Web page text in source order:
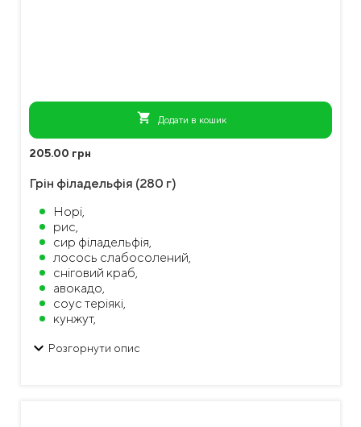
shopping_cart Додати в кошик
205.00 грн
Грін філадельфія (280 г)
Норі,
рис,
сир філадельфія,
лосось слабосолений,
сніговий краб,
авокадо,
соус теріякі,
кунжут,
keyboard_arrow_down Розгорнути опис